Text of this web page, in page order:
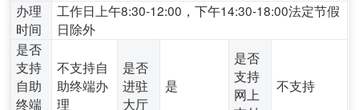
办理
时间
工作日上午8:30-12:00，下午14:30-18:00法定节假
日除外
是否
支持
自助
终端
不支持自
助终端办
理
是否
进驻
大厅
是
是否
支持
网上
不支持